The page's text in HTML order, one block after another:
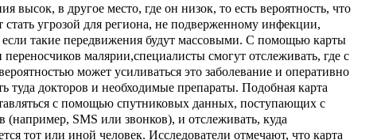
высок, в другое место, где он низок, то есть вероятность, что
стать угрозой для региона, не подверженному инфекции,
если такие передвижения будут массовыми. С помощью карты
малярии,специалисты смогут отслеживать, где с
может усиливаться это заболевание и оперативно
туда докторов и необходимые препараты. Подобная карта
с помощью спутниковых данных, поступающих с
(например, SMS или звонков), и отслеживать, куда
тот или иной человек. Исследователи отмечают, что карта